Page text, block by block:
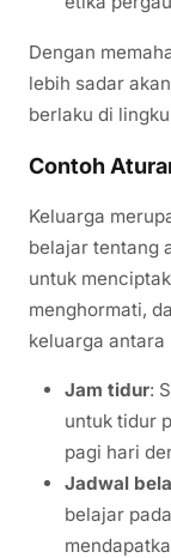
Dengan
lebih sadar
berlaku di
Contoh
Keluarga
belajar tentang
untuk
menghormati,
keluarga antara
Jam tidur:
untuk tidur
pagi hari
Jadwal
belajar